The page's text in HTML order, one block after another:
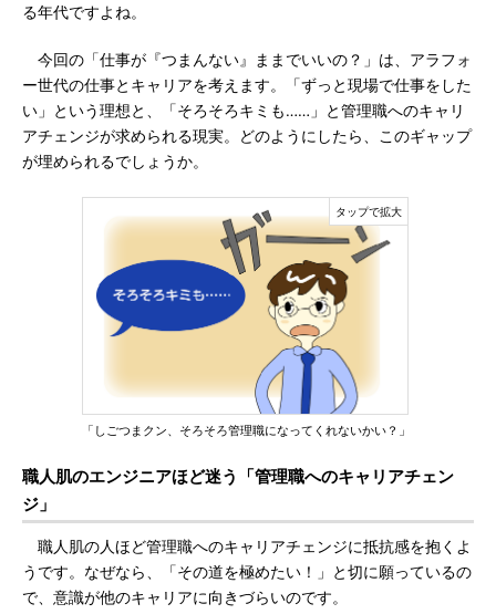
る年代ですよね。
今回の「仕事が『つまんない』ままでいいの？」は、アラフォ
ー世代の仕事とキャリアを考えます。「ずっと現場で仕事をした
い」という理想と、「そろそろキミも……」と管理職へのキャリ
アチェンジが求められる現実。どのようにしたら、このギャップ
が埋められるでしょうか。
「しごつまクン、そろそろ管理職になってくれないかい？」
職人肌のエンジニアほど迷う「管理職へのキャリアチェン
ジ」
職人肌の人ほど管理職へのキャリアチェンジに抵抗感を抱くよ
うです。なぜなら、「その道を極めたい！」と切に願っているの
で、意識が他のキャリアに向きづらいのです。